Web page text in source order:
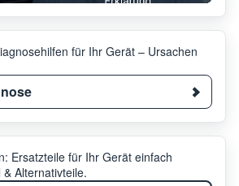
für Ihr Gerät – Ursachen
Ersatzteile für Ihr Gerät einfach
Alternativteile.